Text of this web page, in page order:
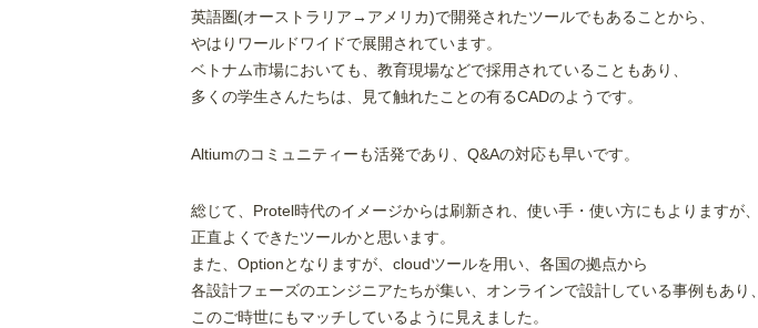
英語圏(オーストラリア→アメリカ)で開発されたツールでもあることから、
やはりワールドワイドで展開されています。
ベトナム市場においても、教育現場などで採用されていることもあり、
多くの学生さんたちは、見て触れたことの有るCADのようです。
Altiumのコミュニティーも活発であり、Q&Aの対応も早いです。
総じて、Protel時代のイメージからは刷新され、使い手・使い方にもよりますが、
正直よくできたツールかと思います。
また、Optionとなりますが、cloudツールを用い、各国の拠点から
各設計フェーズのエンジニアたちが集い、オンラインで設計している事例もあり、
このご時世にもマッチしているように見えました。